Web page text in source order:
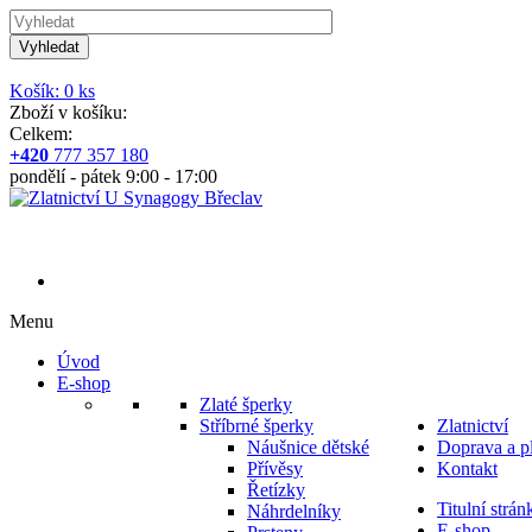
Vyhledat
Košík: 0 ks
Zboží v košíku:
Celkem:
+420 777 357 180
pondělí - pátek 9:00 - 17:00
Menu
Úvod
E-shop
Zlaté šperky
Stříbrné šperky
Náušnice dětské
Přívěsy
Řetízky
Náhrdelníky
Zlatnictví
Doprava a
Kontakt
Titulní